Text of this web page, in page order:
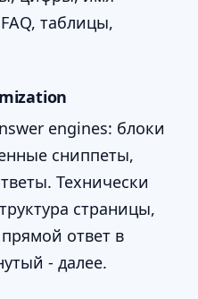
таблицы,
engines: блоки
сниппеты,
Технически
страницы,
ответ в
- далее.